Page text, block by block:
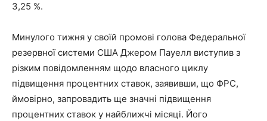
3,25 %.
Минулого тижня у своїй промові голова Федеральної
резервної системи США Джером Пауелл виступив з
різким повідомленням щодо власного циклу
підвищення процентних ставок, заявивши, що ФРС,
ймовірно, запровадить ще значні підвищення
процентних ставок у найближчі місяці. Його